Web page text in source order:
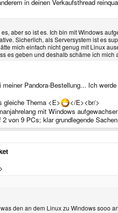
in deinen Verkaufsthread
aber so ist es. Ich bin mit Windows
Sicherlich, als Serversystem ist es
mich einfach nicht genug mit Linux
es geben und deshalb schäme ich
Pandora-Bestellung... Ich
gleiche Thema <E>
</E><br/>
mit Windows
von 9 PCs; klar grundlegende
den an dem Linux zu Windows sooo